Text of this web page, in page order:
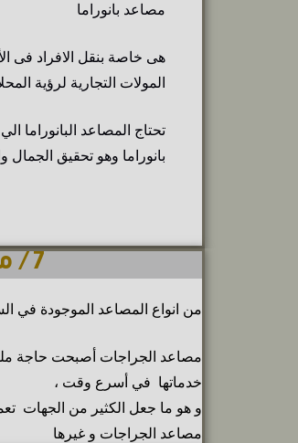
مصاعد بانوراما
هى خاصة بنقل الافراد فى
المولات التجارية لرؤية
تحتاج المصاعد
بانوراما وهو تحقيق الجمال
7 / مصعد جراجات
من انواع المصاعد الموجودة في
مصاعد الجراجات أصبحت حاجة
خدماتها في أسرع وقت ،
و هو ما جعل الكثير من الجهات
مصاعد الجراجات و غيرها